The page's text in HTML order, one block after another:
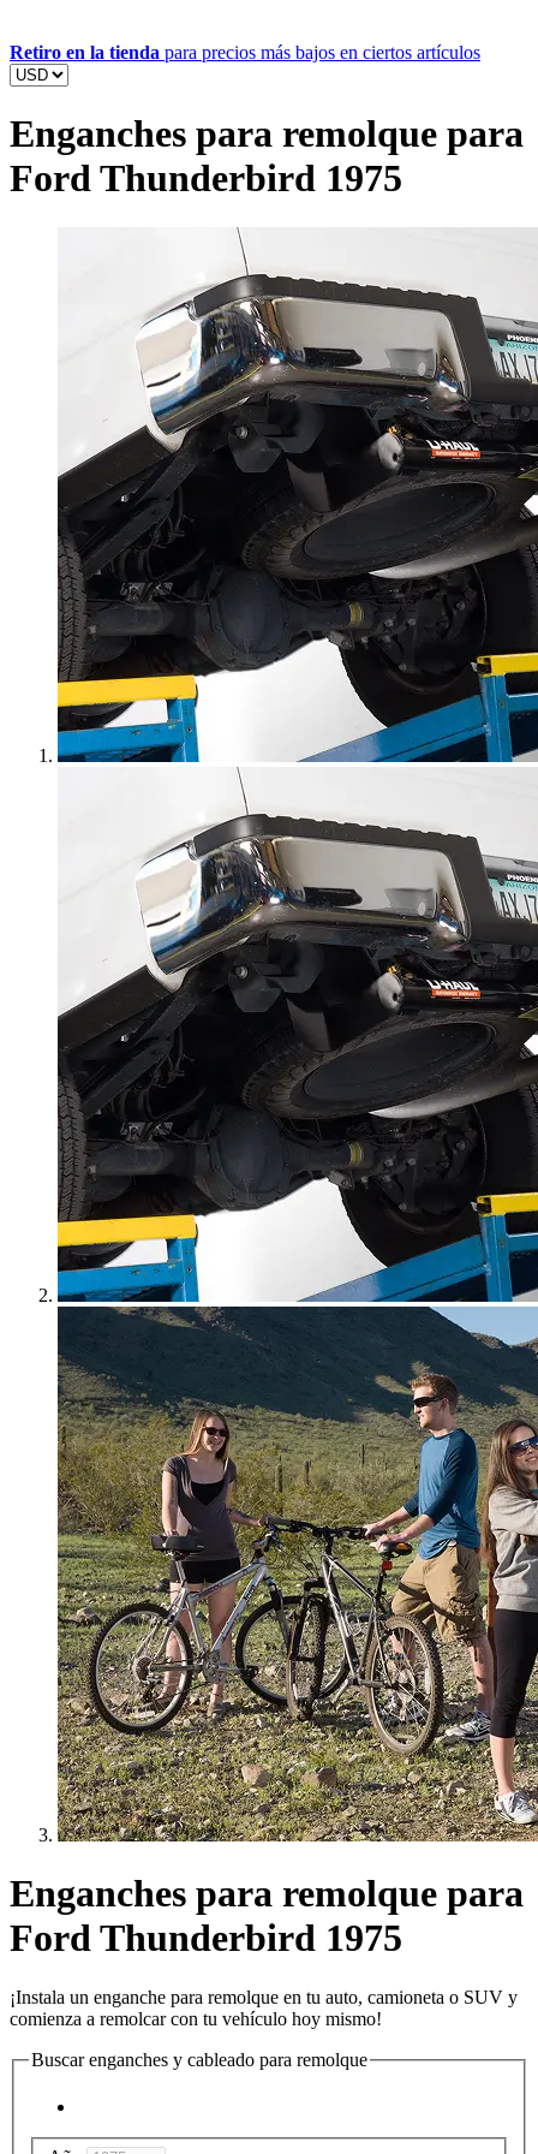
Retiro en la tienda para precios más bajos en ciertos artículos
Enganches para remolque para
Ford Thunderbird 1975
Enganches para remolque para
Ford Thunderbird 1975
¡Instala un enganche para remolque en tu auto, camioneta o SUV y
comienza a remolcar con tu vehículo hoy mismo!
Buscar enganches y cableado para remolque